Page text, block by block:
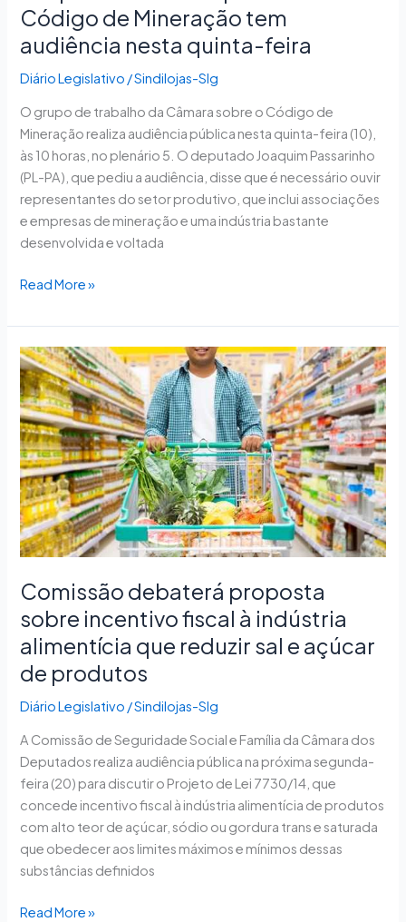
Código de Mineração tem
audiência nesta quinta-feira
Diário Legislativo /Sindilojas-Slg
O grupo de trabalho da Câmara sobre o Código de
Mineração realiza audiência pública nesta quinta-feira (10),
às 10 horas, no plenário 5. O deputado Joaquim Passarinho
(PL-PA), que pediu a audiência, disse que é necessário ouvir
representantes do setor produtivo, que inclui associações
e empresas de mineração e uma indústria bastante
desenvolvida e voltada
feira
Read More »
Comissão debaterá proposta
sobre incentivo fiscal à indústria
alimentícia que reduzir sal e açúcar
de produtos
Diário Legislativo /Sindilojas-Slg
A Comissão de Seguridade Social e Família da Câmara dos
Deputados realiza audiência pública na próxima segunda-
feira (20) para discutir o Projeto de Lei 7730/14, que
concede incentivo fiscal à indústria alimentícia de produtos
com alto teor de açúcar, sódio ou gordura trans e saturada
que obedecer aos limites máximos e mínimos dessas
substâncias definidos
Comissão
debaterá
proposta
sobre
incentivo
fiscal
à
indústria
alimentícia
que
sal
e
açúcar
produtos
Read More »